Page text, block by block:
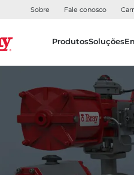
Sobre Fale conosco
ProdutosSoluções